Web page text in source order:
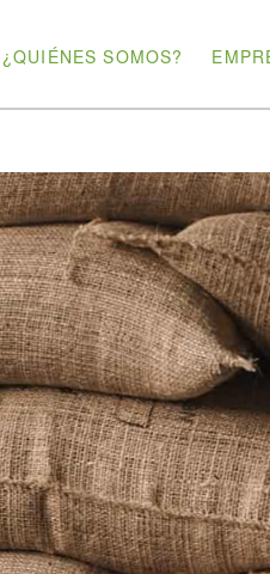
¿QUIÉNES SOMOS?